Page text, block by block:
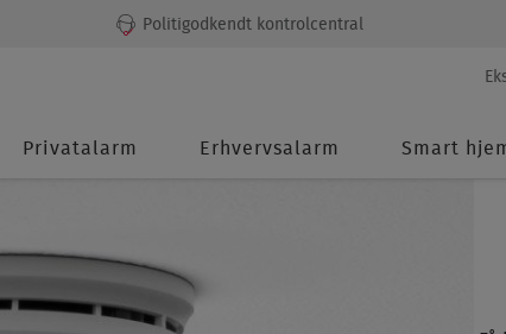
Politigodkendt kontrolcentral
navigation
Privatalarm Erhvervsalarm Smart